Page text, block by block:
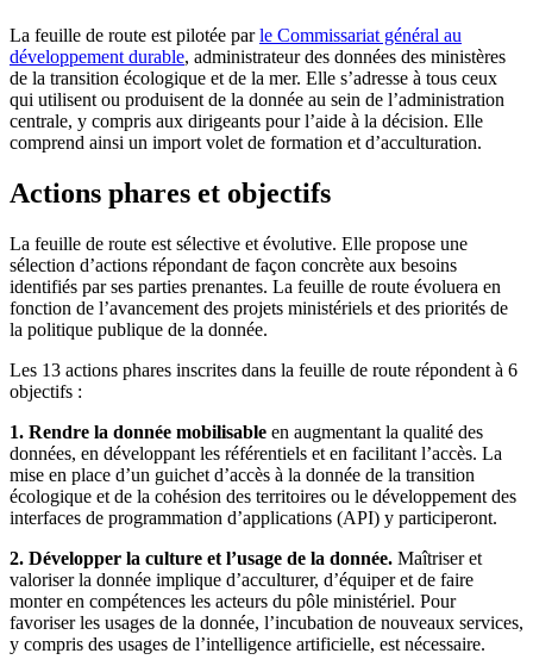
La feuille de route est pilotée parle Commissariat général au
développement durable, administrateur des données des ministères
de la transition écologique et de la mer. Elle s’adresse à tous ceux
qui utilisent ou produisent de la donnée au sein de l’administration
centrale, y compris aux dirigeants pour l’aide à la décision. Elle
comprend ainsi un import volet de formation et d’acculturation.
Actions phares et objectifs
La feuille de route est sélective et évolutive. Elle propose une
sélection d’actions répondant de façon concrète aux besoins
identifiés par ses parties prenantes. La feuille de route évoluera en
fonction de l’avancement des projets ministériels et des priorités de
la politique publique de la donnée.
Les 13 actions phares inscrites dans la feuille de route répondent à 6
objectifs :
1. Rendre la donnée mobilisable en augmentant la qualité des
données, en développant les référentiels et en facilitant l’accès. La
mise en place d’un guichet d’accès à la donnée de la transition
écologique et de la cohésion des territoires ou le développement des
interfaces de programmation d’applications (API) y participeront.
2. Développer la culture et l’usage de la donnée. Maîtriser et
valoriser la donnée implique d’acculturer, d’équiper et de faire
monter en compétences les acteurs du pôle ministériel. Pour
favoriser les usages de la donnée, l’incubation de nouveaux services,
y compris des usages de l’intelligence artificielle, est nécessaire.